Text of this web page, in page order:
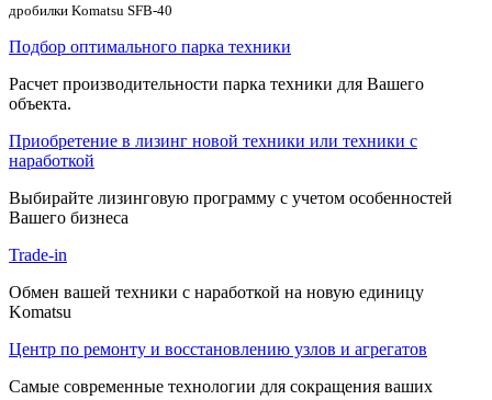
дробилки Komatsu SFB-40
Подбор оптимального парка техники
Расчет производительности парка техники для Вашего
объекта.
Приобретение в лизинг новой техники или техники с
наработкой
Выбирайте лизинговую программу с учетом особенностей
Вашего бизнеса
Trade-in
Обмен вашей техники с наработкой на новую единицу
Komatsu
Центр по ремонту и восстановлению узлов и агрегатов
Самые современные технологии для сокращения ваших